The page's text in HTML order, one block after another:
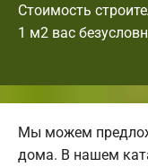
Стоимость
1 м2 вас
Мы можем
дома. В нашем